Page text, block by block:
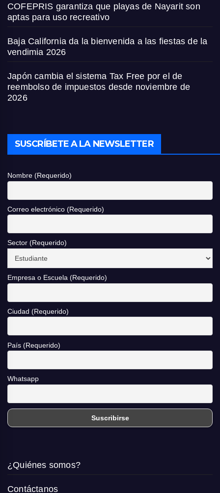
COFEPRIS garantiza que playas de Nayarit son
aptas para uso recreativo
Baja California da la bienvenida a las fiestas de la
vendimia 2026
Japón cambia el sistema Tax Free por el de
reembolso de impuestos desde noviembre de
2026
SUSCRÍBETE A LA NEWSLETTER
Nombre (Requerido)
Correo electrónico (Requerido)
Sector (Requerido)
Empresa o Escuela (Requerido)
Ciudad (Requerido)
País (Requerido)
Whatsapp
¿Quiénes somos?
Contáctanos